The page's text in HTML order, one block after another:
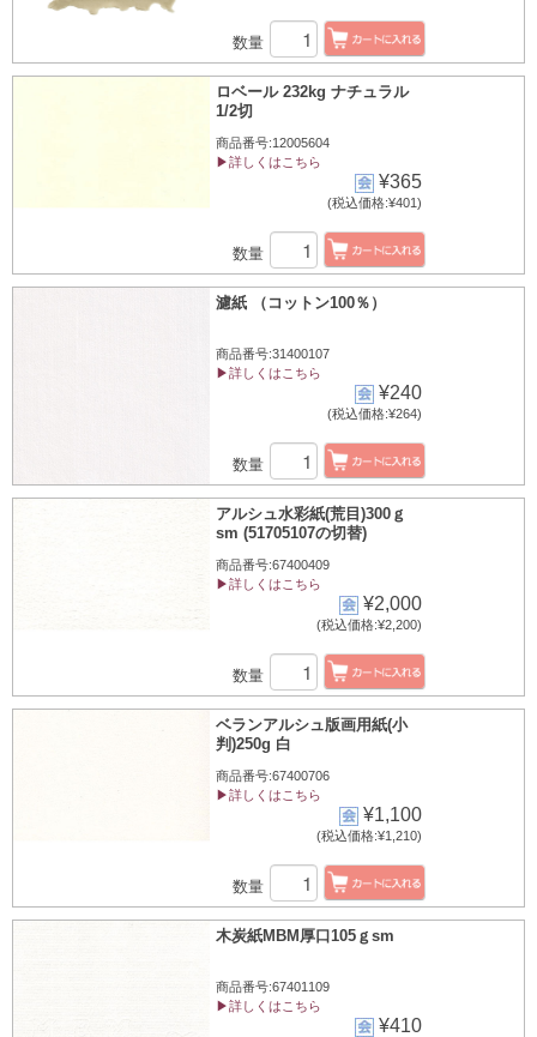
数量
ロベール 232kg ナチュラル
1/2切
商品番号:12005604
▶詳しくはこちら
¥365
(税込価格:¥401)
数量
濾紙 （コットン100％）
商品番号:31400107
▶詳しくはこちら
¥240
(税込価格:¥264)
数量
アルシュ水彩紙(荒目)300ｇ
sm (51705107の切替)
商品番号:67400409
▶詳しくはこちら
¥2,000
(税込価格:¥2,200)
数量
ベランアルシュ版画用紙(小
判)250g 白
商品番号:67400706
▶詳しくはこちら
¥1,100
(税込価格:¥1,210)
数量
木炭紙MBM厚口105ｇsm
商品番号:67401109
▶詳しくはこちら
¥410